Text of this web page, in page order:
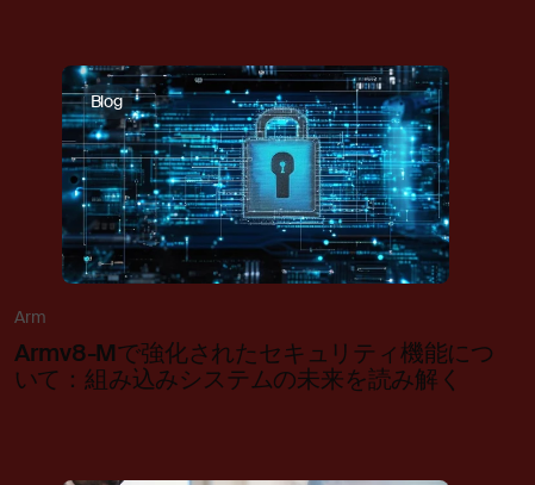
Blog
Arm
Armv8-Mで強化されたセキュリティ機能につ
いて：組み込みシステムの未来を読み解く